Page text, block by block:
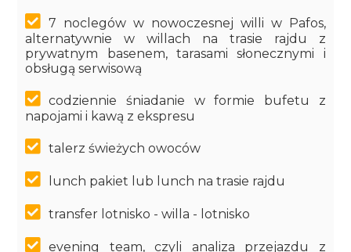
7 noclegów w nowoczesnej willi w Pafos,
alternatywnie w willach na trasie rajdu z
prywatnym basenem, tarasami słonecznymi i
obsługą serwisową
codziennie śniadanie w formie bufetu z
napojami i kawą z ekspresu
talerz świeżych owoców
lunch pakiet lub lunch na trasie rajdu
transfer lotnisko - willa - lotnisko
evening team, czyli analiza przejazdu z